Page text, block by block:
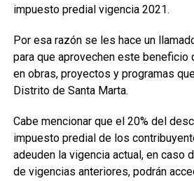
impuesto predial vigencia 2021.
Por esa razón se les hace un
para que aprovechen este beneficio
en obras, proyectos y programas
Distrito de Santa Marta.
Cabe mencionar que el 20% del
impuesto predial de los
adeuden la vigencia actual, en caso
de vigencias anteriores, podrán